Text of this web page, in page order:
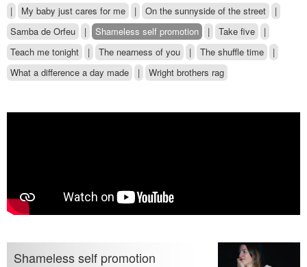
|
My baby just cares for me | On the sunnyside of the street
|
Samba de Orfeu
| Shameless self promotion | Take five
|
Teach me tonight
| The nearness of you | The shuffle time
|
What a difference a day made
| Wright brothers rag
Shameless self promotion